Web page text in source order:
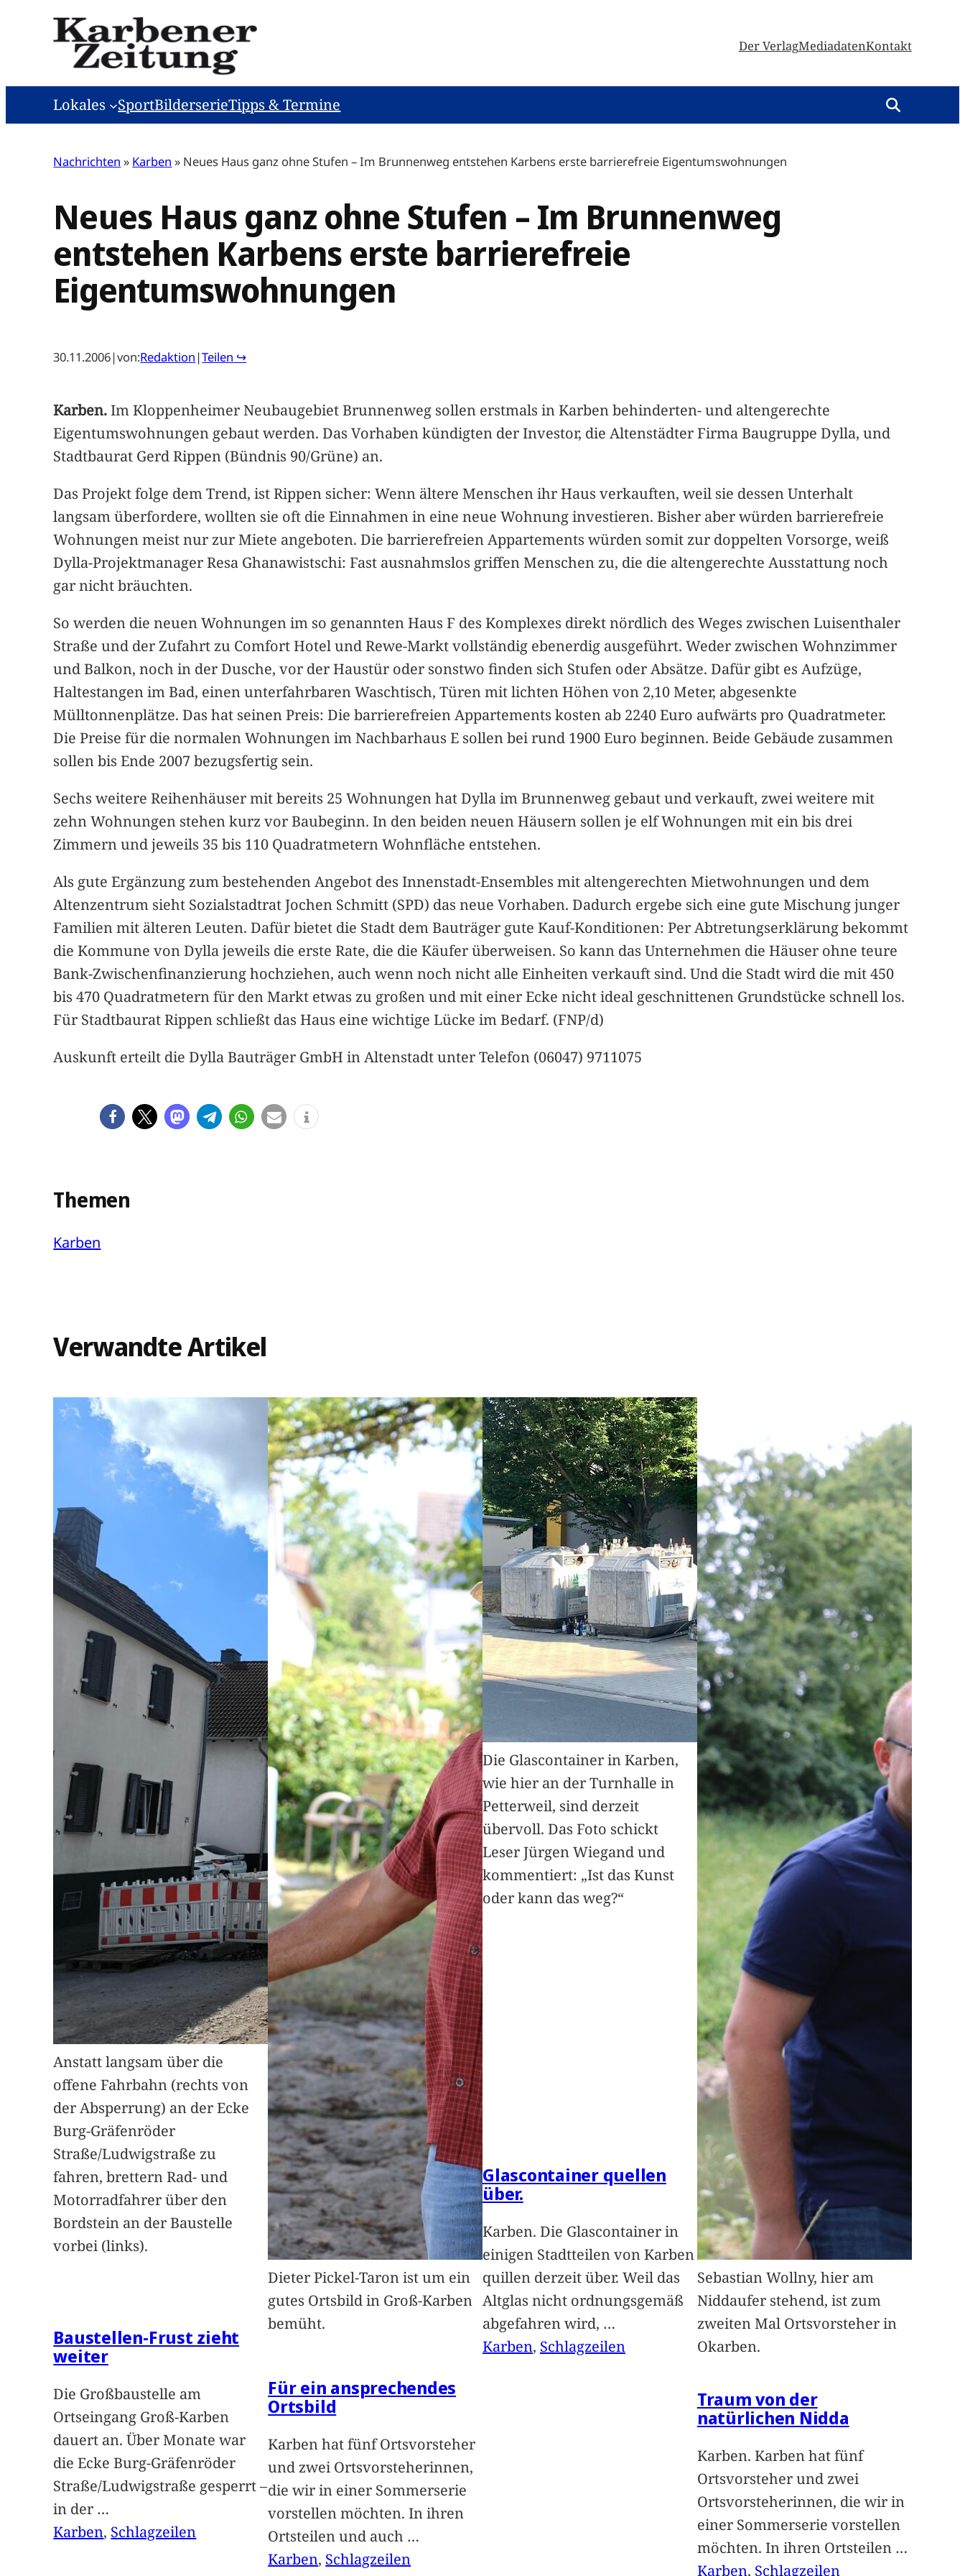
Der VerlagMediadatenKontakt
Lokales SportBilderserieTipps & Termine
Nachrichten » Karben » Neues Haus ganz ohne Stufen – Im Brunnenweg entstehen Karbens erste barrierefreie Eigentumswohnungen
Neues Haus ganz ohne Stufen – Im Brunnenweg
entstehen Karbens erste barrierefreie
Eigentumswohnungen
30.11.2006|von:Redaktion |Teilen ↪
Karben.Im Kloppenheimer Neubaugebiet Brunnenweg sollen erstmals in Karben behinderten- und altengerechte
Eigentumswohnungen gebaut werden. Das Vorhaben kündigten der Investor, die Altenstädter Firma Baugruppe Dylla, und
Stadtbaurat Gerd Rippen (Bündnis 90/Grüne) an.
Das Projekt folge dem Trend, ist Rippen sicher: Wenn ältere Menschen ihr Haus verkauften, weil sie dessen Unterhalt
langsam überfordere, wollten sie oft die Einnahmen in eine neue Wohnung investieren. Bisher aber würden barrierefreie
Wohnungen meist nur zur Miete angeboten. Die barrierefreien Appartements würden somit zur doppelten Vorsorge, weiß
Dylla-Projektmanager Resa Ghanawistschi: Fast ausnahmslos griffen Menschen zu, die die altengerechte Ausstattung noch
gar nicht bräuchten.
So werden die neuen Wohnungen im so genannten Haus F des Komplexes direkt nördlich des Weges zwischen Luisenthaler
Straße und der Zufahrt zu Comfort Hotel und Rewe-Markt vollständig ebenerdig ausgeführt. Weder zwischen Wohnzimmer
und Balkon, noch in der Dusche, vor der Haustür oder sonstwo finden sich Stufen oder Absätze. Dafür gibt es Aufzüge,
Haltestangen im Bad, einen unterfahrbaren Waschtisch, Türen mit lichten Höhen von 2,10 Meter, abgesenkte
Mülltonnenplätze. Das hat seinen Preis: Die barrierefreien Appartements kosten ab 2240 Euro aufwärts pro Quadratmeter.
Die Preise für die normalen Wohnungen im Nachbarhaus E sollen bei rund 1900 Euro beginnen. Beide Gebäude zusammen
sollen bis Ende 2007 bezugsfertig sein.
Sechs weitere Reihenhäuser mit bereits 25 Wohnungen hat Dylla im Brunnenweg gebaut und verkauft, zwei weitere mit
zehn Wohnungen stehen kurz vor Baubeginn. In den beiden neuen Häusern sollen je elf Wohnungen mit ein bis drei
Zimmern und jeweils 35 bis 110 Quadratmetern Wohnfläche entstehen.
Als gute Ergänzung zum bestehenden Angebot des Innenstadt-Ensembles mit altengerechten Mietwohnungen und dem
Altenzentrum sieht Sozialstadtrat Jochen Schmitt (SPD) das neue Vorhaben. Dadurch ergebe sich eine gute Mischung junger
Familien mit älteren Leuten. Dafür bietet die Stadt dem Bauträger gute Kauf-Konditionen: Per Abtretungserklärung bekommt
die Kommune von Dylla jeweils die erste Rate, die die Käufer überweisen. So kann das Unternehmen die Häuser ohne teure
Bank-Zwischenfinanzierung hochziehen, auch wenn noch nicht alle Einheiten verkauft sind. Und die Stadt wird die mit 450
bis 470 Quadratmetern für den Markt etwas zu großen und mit einer Ecke nicht ideal geschnittenen Grundstücke schnell los.
Für Stadtbaurat Rippen schließt das Haus eine wichtige Lücke im Bedarf. (FNP/d)
Auskunft erteilt die Dylla Bauträger GmbH in Altenstadt unter Telefon (06047) 9711075
Themen
Karben
Verwandte Artikel
Anstatt langsam über die
offene Fahrbahn (rechts von
der Absperrung) an der Ecke
Burg-Gräfenröder
Straße/Ludwigstraße zu
fahren, brettern Rad- und
Motorradfahrer über den
Bordstein an der Baustelle
vorbei (links).
Baustellen-Frust zieht
weiter
Die Großbaustelle am
Ortseingang Groß-Karben
dauert an. Über Monate war
die Ecke Burg-Gräfenröder
Straße/Ludwigstraße gesperrt –
in der …
Karben, Schlagzeilen
Dieter Pickel-Taron ist um ein
gutes Ortsbild in Groß-Karben
bemüht.
Für ein ansprechendes
Ortsbild
Karben hat fünf Ortsvorsteher
und zwei Ortsvorsteherinnen,
die wir in einer Sommerserie
vorstellen möchten. In ihren
Ortsteilen und auch …
Karben, Schlagzeilen
Die Glascontainer in Karben,
wie hier an der Turnhalle in
Petterweil, sind derzeit
übervoll. Das Foto schickt
Leser Jürgen Wiegand und
kommentiert: „Ist das Kunst
oder kann das weg?“
Glascontainer quellen
über.
Karben. Die Glascontainer in
einigen Stadtteilen von Karben
quillen derzeit über. Weil das
Altglas nicht ordnungsgemäß
abgefahren wird, …
Karben, Schlagzeilen
Sebastian Wollny, hier am
Niddaufer stehend, ist zum
zweiten Mal Ortsvorsteher in
Okarben.
Traum von der
natürlichen Nidda
Karben. Karben hat fünf
Ortsvorsteher und zwei
Ortsvorsteherinnen, die wir in
einer Sommerserie vorstellen
möchten. In ihren Ortsteilen …
Karben, Schlagzeilen